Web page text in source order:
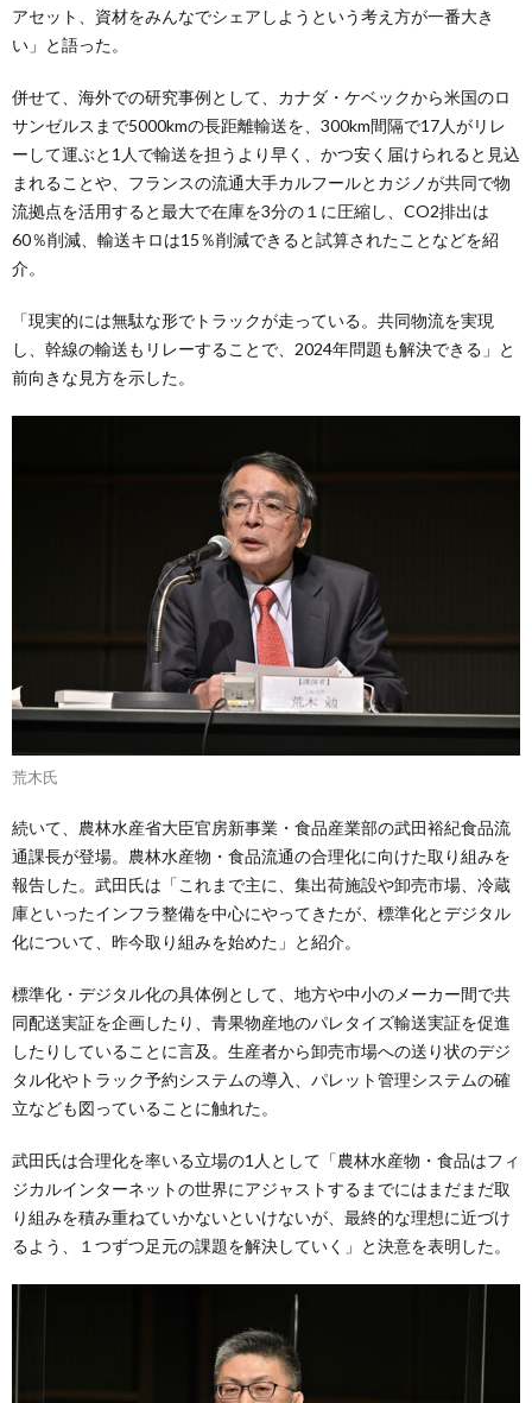
アセット、資材をみんなでシェアしようという考え方が一番大き
い」と語った。
併せて、海外での研究事例として、カナダ・ケベックから米国のロ
サンゼルスまで5000kmの長距離輸送を、300km間隔で17人がリレ
ーして運ぶと1人で輸送を担うより早く、かつ安く届けられると見込
まれることや、フランスの流通大手カルフールとカジノが共同で物
流拠点を活用すると最大で在庫を3分の１に圧縮し、CO2排出は
60％削減、輸送キロは15％削減できると試算されたことなどを紹
介。
「現実的には無駄な形でトラックが走っている。共同物流を実現
し、幹線の輸送もリレーすることで、2024年問題も解決できる」と
前向きな見方を示した。
荒木氏
続いて、農林水産省大臣官房新事業・食品産業部の武田裕紀食品流
通課長が登場。農林水産物・食品流通の合理化に向けた取り組みを
報告した。武田氏は「これまで主に、集出荷施設や卸売市場、冷蔵
庫といったインフラ整備を中心にやってきたが、標準化とデジタル
化について、昨今取り組みを始めた」と紹介。
標準化・デジタル化の具体例として、地方や中小のメーカー間で共
同配送実証を企画したり、青果物産地のパレタイズ輸送実証を促進
したりしていることに言及。生産者から卸売市場への送り状のデジ
タル化やトラック予約システムの導入、パレット管理システムの確
立なども図っていることに触れた。
武田氏は合理化を率いる立場の1人として「農林水産物・食品はフィ
ジカルインターネットの世界にアジャストするまでにはまだまだ取
り組みを積み重ねていかないといけないが、最終的な理想に近づけ
るよう、１つずつ足元の課題を解決していく」と決意を表明した。